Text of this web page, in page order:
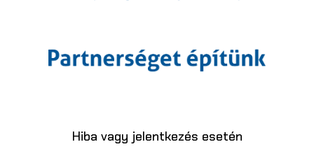
Hiba vagy jelentkezés esetén